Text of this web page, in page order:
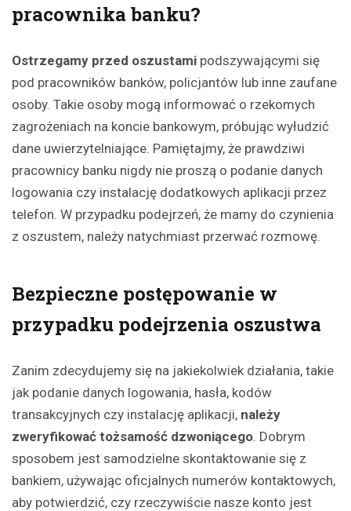
pracownika banku?
Ostrzegamy przed oszustami podszywającymi się
pod pracowników banków, policjantów lub inne zaufane
osoby. Takie osoby mogą informować o rzekomych
zagrożeniach na koncie bankowym, próbując wyłudzić
dane uwierzytelniające. Pamiętajmy, że prawdziwi
pracownicy banku nigdy nie proszą o podanie danych
logowania czy instalację dodatkowych aplikacji przez
telefon. W przypadku podejrzeń, że mamy do czynienia
z oszustem, należy natychmiast przerwać rozmowę.
Bezpieczne postępowanie w
przypadku podejrzenia oszustwa
Zanim zdecydujemy się na jakiekolwiek działania, takie
jak podanie danych logowania, hasła, kodów
transakcyjnych czy instalację aplikacji, należy
zweryfikować tożsamość dzwoniącego. Dobrym
sposobem jest samodzielne skontaktowanie się z
bankiem, używając oficjalnych numerów kontaktowych,
aby potwierdzić, czy rzeczywiście nasze konto jest